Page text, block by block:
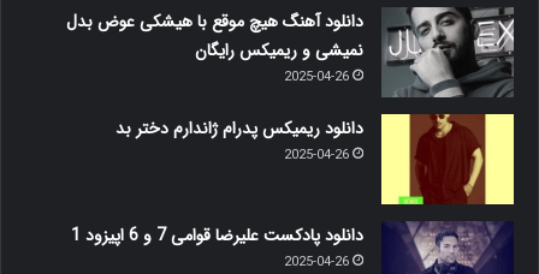
دانلود آهنگ هیچ موقع با هیشکی عوض بدل
نمیشی و ریمیکس رایگان
2025-04-26
دانلود ریمیکس پدرام ژاندارم دختر بد
2025-04-26
دانلود پادکست علیرضا قوامی 7 و 6 اپیزود 1
2025-04-26